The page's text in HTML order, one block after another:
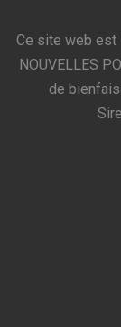
Ce site web est
NOUVELLES
de